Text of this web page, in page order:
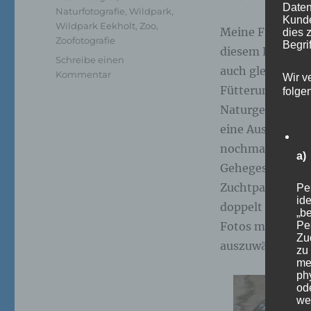
Meine Firma
diesem Park
auch gleich
Fütterung.
Naturgehegen
eine
nochmals
Geheges
Zuchtpaar als
doppelt so alt
Fotos machen.
auszuwählen.
Naturfotografie Wildpark
Wildpark Eekholt Zoo
Zoofotografie
Schreibe einen
Kommentarzu
dies
Wir
a)
zu